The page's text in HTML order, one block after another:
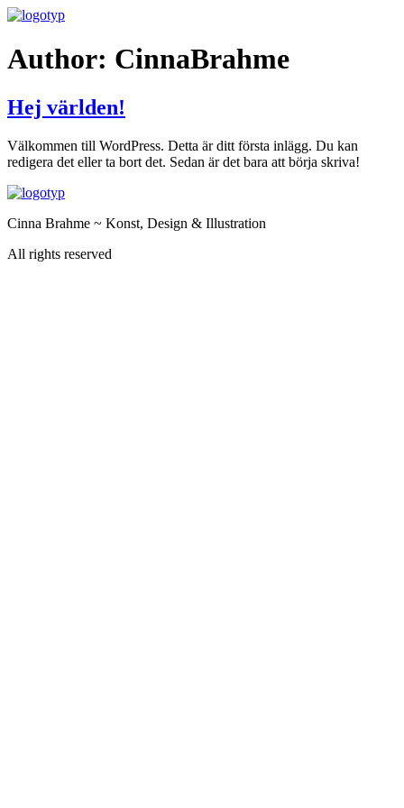
Skip
content
Author: CinnaBrahme
Hej världen!
Välkommen till WordPress. Detta är ditt första inlägg. Du kan
redigera det eller ta bort det. Sedan är det bara att börja skriva!
Cinna Brahme ~ Konst, Design & Illustration
All rights reserved